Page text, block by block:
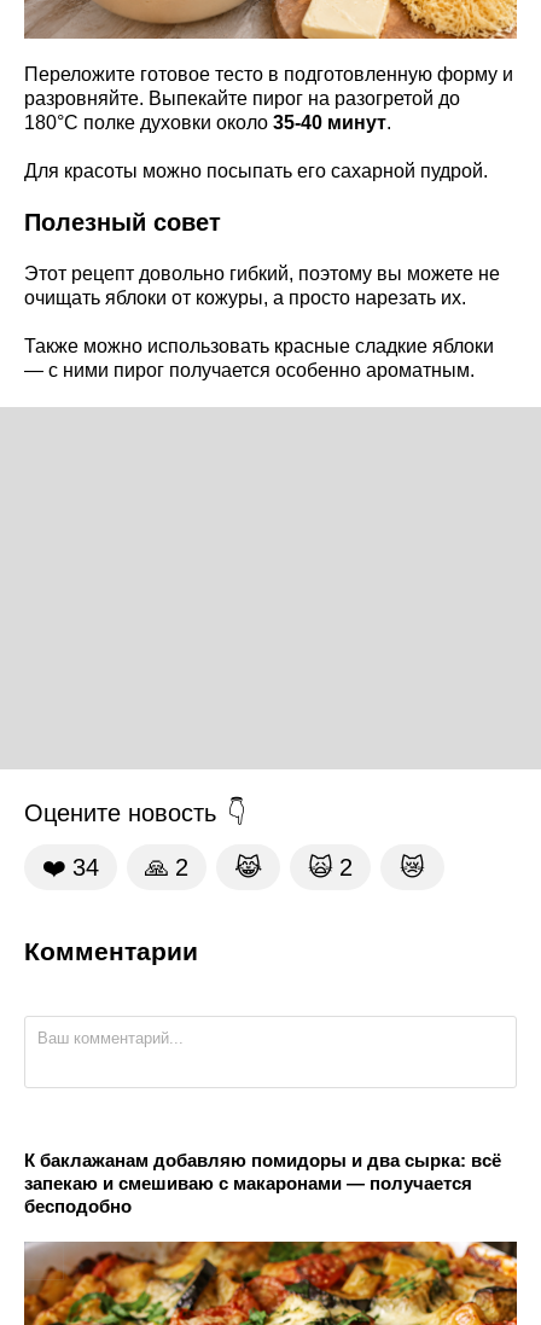
Переложите готовое тесто в подготовленную форму и
разровняйте. Выпекайте пирог на разогретой до
180°С полке духовки около 35-40 минут.
Для красоты можно посыпать его сахарной пудрой.
Полезный совет
Этот рецепт довольно гибкий, поэтому вы можете не
очищать яблоки от кожуры, а просто нарезать их.
Также можно использовать красные сладкие яблоки
— с ними пирог получается особенно ароматным.
Оцените новость
❤️ 34 🙏 2 😹 🙀 2 😿
Комментарии
К баклажанам добавляю помидоры и два сырка: всё
запекаю и смешиваю с макаронами — получается
бесподобно